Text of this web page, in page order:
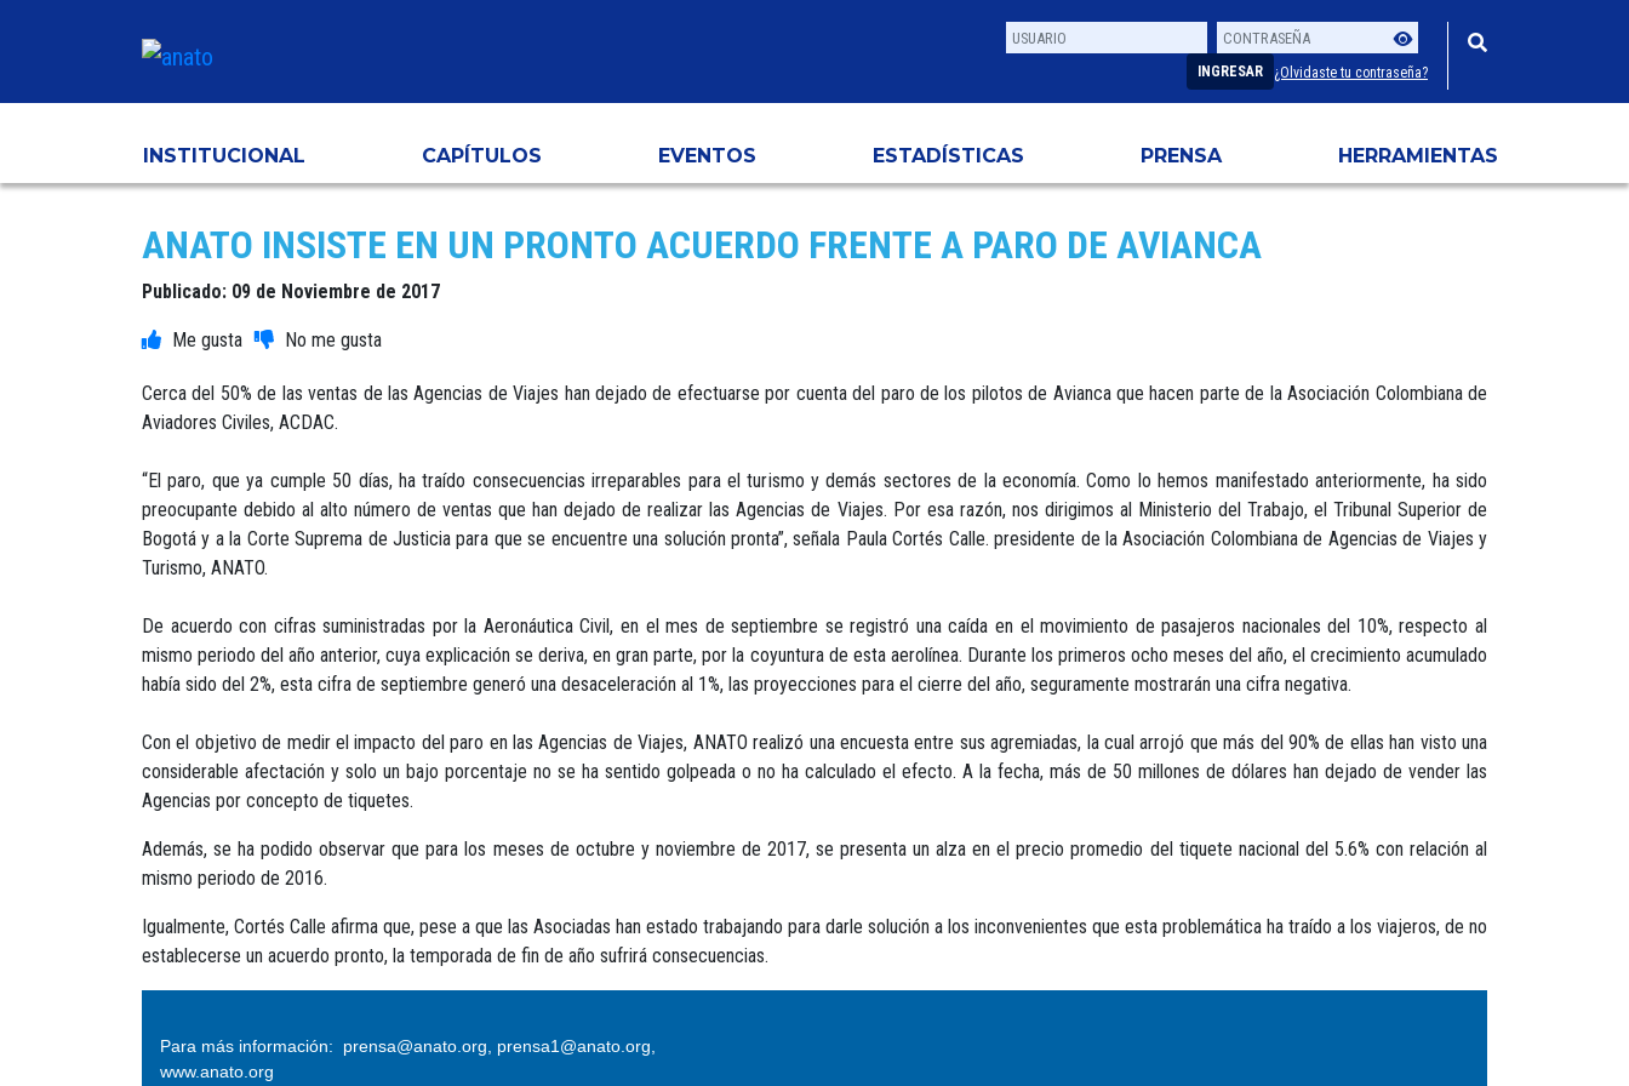
Usuario
Contraseña
INGRESAR ¿Olvidaste tu contraseña?
INSTITUCIONAL CAPÍTULOS EVENTOS ESTADÍSTICAS PRENSA HERRAMIENTAS
ANATO INSISTE EN UN PRONTO ACUERDO FRENTE A PARO DE AVIANCA
Publicado: 09 de Noviembre de 2017
Cerca del 50% de las ventas de las Agencias de Viajes han dejado de efectuarse por cuenta del paro de los pilotos de Avianca que hacen parte de la Asociación Colombiana de
Aviadores Civiles, ACDAC.
“El paro, que ya cumple 50 días, ha traído consecuencias irreparables para el turismo y demás sectores de la economía. Como lo hemos manifestado anteriormente, ha sido
preocupante debido al alto número de ventas que han dejado de realizar las Agencias de Viajes. Por esa razón, nos dirigimos al Ministerio del Trabajo, el Tribunal Superior de
Bogotá y a la Corte Suprema de Justicia para que se encuentre una solución pronta”, señala Paula Cortés Calle. presidente de la Asociación Colombiana de Agencias de Viajes y
Turismo, ANATO.
De acuerdo con cifras suministradas por la Aeronáutica Civil, en el mes de septiembre se registró una caída en el movimiento de pasajeros nacionales del 10%, respecto al
mismo periodo del año anterior, cuya explicación se deriva, en gran parte, por la coyuntura de esta aerolínea. Durante los primeros ocho meses del año, el crecimiento acumulado
había sido del 2%, esta cifra de septiembre generó una desaceleración al 1%, las proyecciones para el cierre del año, seguramente mostrarán una cifra negativa.
Con el objetivo de medir el impacto del paro en las Agencias de Viajes, ANATO realizó una encuesta entre sus agremiadas, la cual arrojó que más del 90% de ellas han visto una
considerable afectación y solo un bajo porcentaje no se ha sentido golpeada o no ha calculado el efecto. A la fecha, más de 50 millones de dólares han dejado de vender las
Agencias por concepto de tiquetes.
Además, se ha podido observar que para los meses de octubre y noviembre de 2017, se presenta un alza en el precio promedio del tiquete nacional del 5.6% con relación al
mismo periodo de 2016.
Igualmente, Cortés Calle afirma que, pese a que las Asociadas han estado trabajando para darle solución a los inconvenientes que esta problemática ha traído a los viajeros, de no
establecerse un acuerdo pronto, la temporada de fin de año sufrirá consecuencias.
Para más información: prensa@anato.org, prensa1@anato.org,
www.anato.org